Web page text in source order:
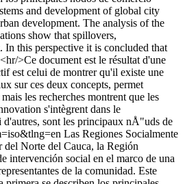
and development of global city
development. The analysis of the
show that spillovers,
this perspective it is concluded that
>Ce document est le résultat d'une
est celui de montrer qu'il existe une
sur ces deux concepts, permet
les recherches montrent que les
s'intègrent dans le
sont les principaux nÅ"uds de
Las Regiones Socialmente
del Norte del Cauca, la Región
intervención social en el marco de una
de la comunidad. Este